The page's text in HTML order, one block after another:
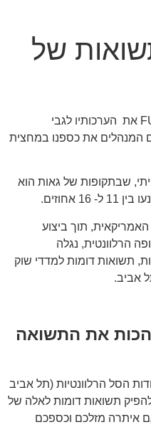
של
בשבוע שעבר פרסם אתר FUNDER את הערכותיו לגבי
המנהלים את כספנו במחצית
שבתקופות של גאות הוא
אחוזים.
תוך ביצוע
הרלוונטית, נגלה
תשואות דומות למדדי שוק
אביב.
את התשואה
הסל הרלוונטיות (תל אביב
להפיק תשואות דומות לאלה של
איתרה מזלכם וכספכם